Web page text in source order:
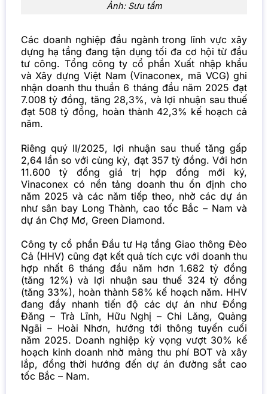
Ảnh: Sưu tầm
Các doanh nghiệp đầu ngành trong lĩnh vực xây
dựng hạ tầng đang tận dụng tối đa cơ hội từ đầu
tư công. Tổng công ty cổ phần Xuất nhập khẩu
và Xây dựng Việt Nam (Vinaconex, mã VCG) ghi
nhận doanh thu thuần 6 tháng đầu năm 2025 đạt
7.008 tỷ đồng, tăng 28,3%, và lợi nhuận sau thuế
đạt 508 tỷ đồng, hoàn thành 42,3% kế hoạch cả
năm.
Riêng quý II/2025, lợi nhuận sau thuế tăng gấp
2,64 lần so với cùng kỳ, đạt 357 tỷ đồng. Với hơn
11.600 tỷ đồng giá trị hợp đồng mới ký,
Vinaconex có nền tảng doanh thu ổn định cho
năm 2025 và các năm tiếp theo, nhờ các dự án
như sân bay Long Thành, cao tốc Bắc – Nam và
dự án Chợ Mơ, Green Diamond.
Công ty cổ phần Đầu tư Hạ tầng Giao thông Đèo
Cả (HHV) cũng đạt kết quả tích cực với doanh thu
hợp nhất 6 tháng đầu năm hơn 1.682 tỷ đồng
(tăng 12%) và lợi nhuận sau thuế 324 tỷ đồng
(tăng 33%), hoàn thành 58% kế hoạch năm. HHV
đang đẩy nhanh tiến độ các dự án như Đồng
Đăng – Trà Lĩnh, Hữu Nghị – Chi Lăng, Quảng
Ngãi – Hoài Nhơn, hướng tới thông tuyến cuối
năm 2025. Doanh nghiệp kỳ vọng vượt 30% kế
hoạch kinh doanh nhờ mảng thu phí BOT và xây
lắp, đồng thời hướng đến dự án đường sắt cao
tốc Bắc – Nam.